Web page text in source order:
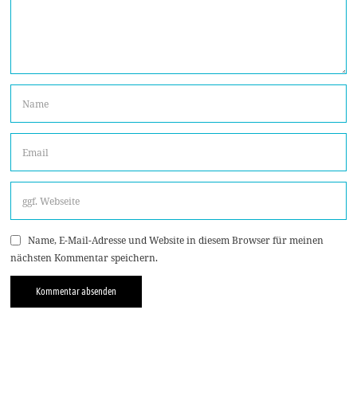
Name, E-Mail-Adresse und Website in diesem Browser für meinen
nächsten Kommentar speichern.